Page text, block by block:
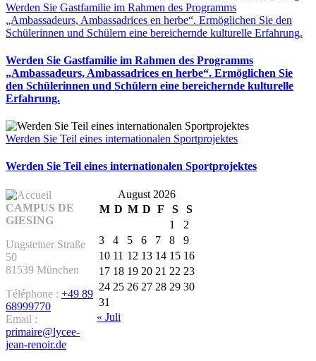
Werden Sie Gastfamilie im Rahmen des Programms
„Ambassadeurs, Ambassadrices en herbe“. Ermöglichen Sie den
Schülerinnen und Schülern eine bereichernde kulturelle Erfahrung.
Werden Sie Gastfamilie im Rahmen des Programms
„Ambassadeurs, Ambassadrices en herbe“. Ermöglichen Sie
den Schülerinnen und Schülern eine bereichernde kulturelle
Erfahrung.
Werden Sie Teil eines internationalen Sportprojektes
Werden Sie Teil eines internationalen Sportprojektes
August 2026
M D M D F S
S
1
2
3
4 5 6 7 8
9
10 11 12 13 14 15 16
17 18 19 20 21 22 23
24 25 26 27 28 29 30
31
« Juli
CAMPUS DE
GIESING
Ungsteiner Straße
50
81539 München
Téléphone : +49 89
68999770
Email :
primaire@lycee-
jean-renoir.de